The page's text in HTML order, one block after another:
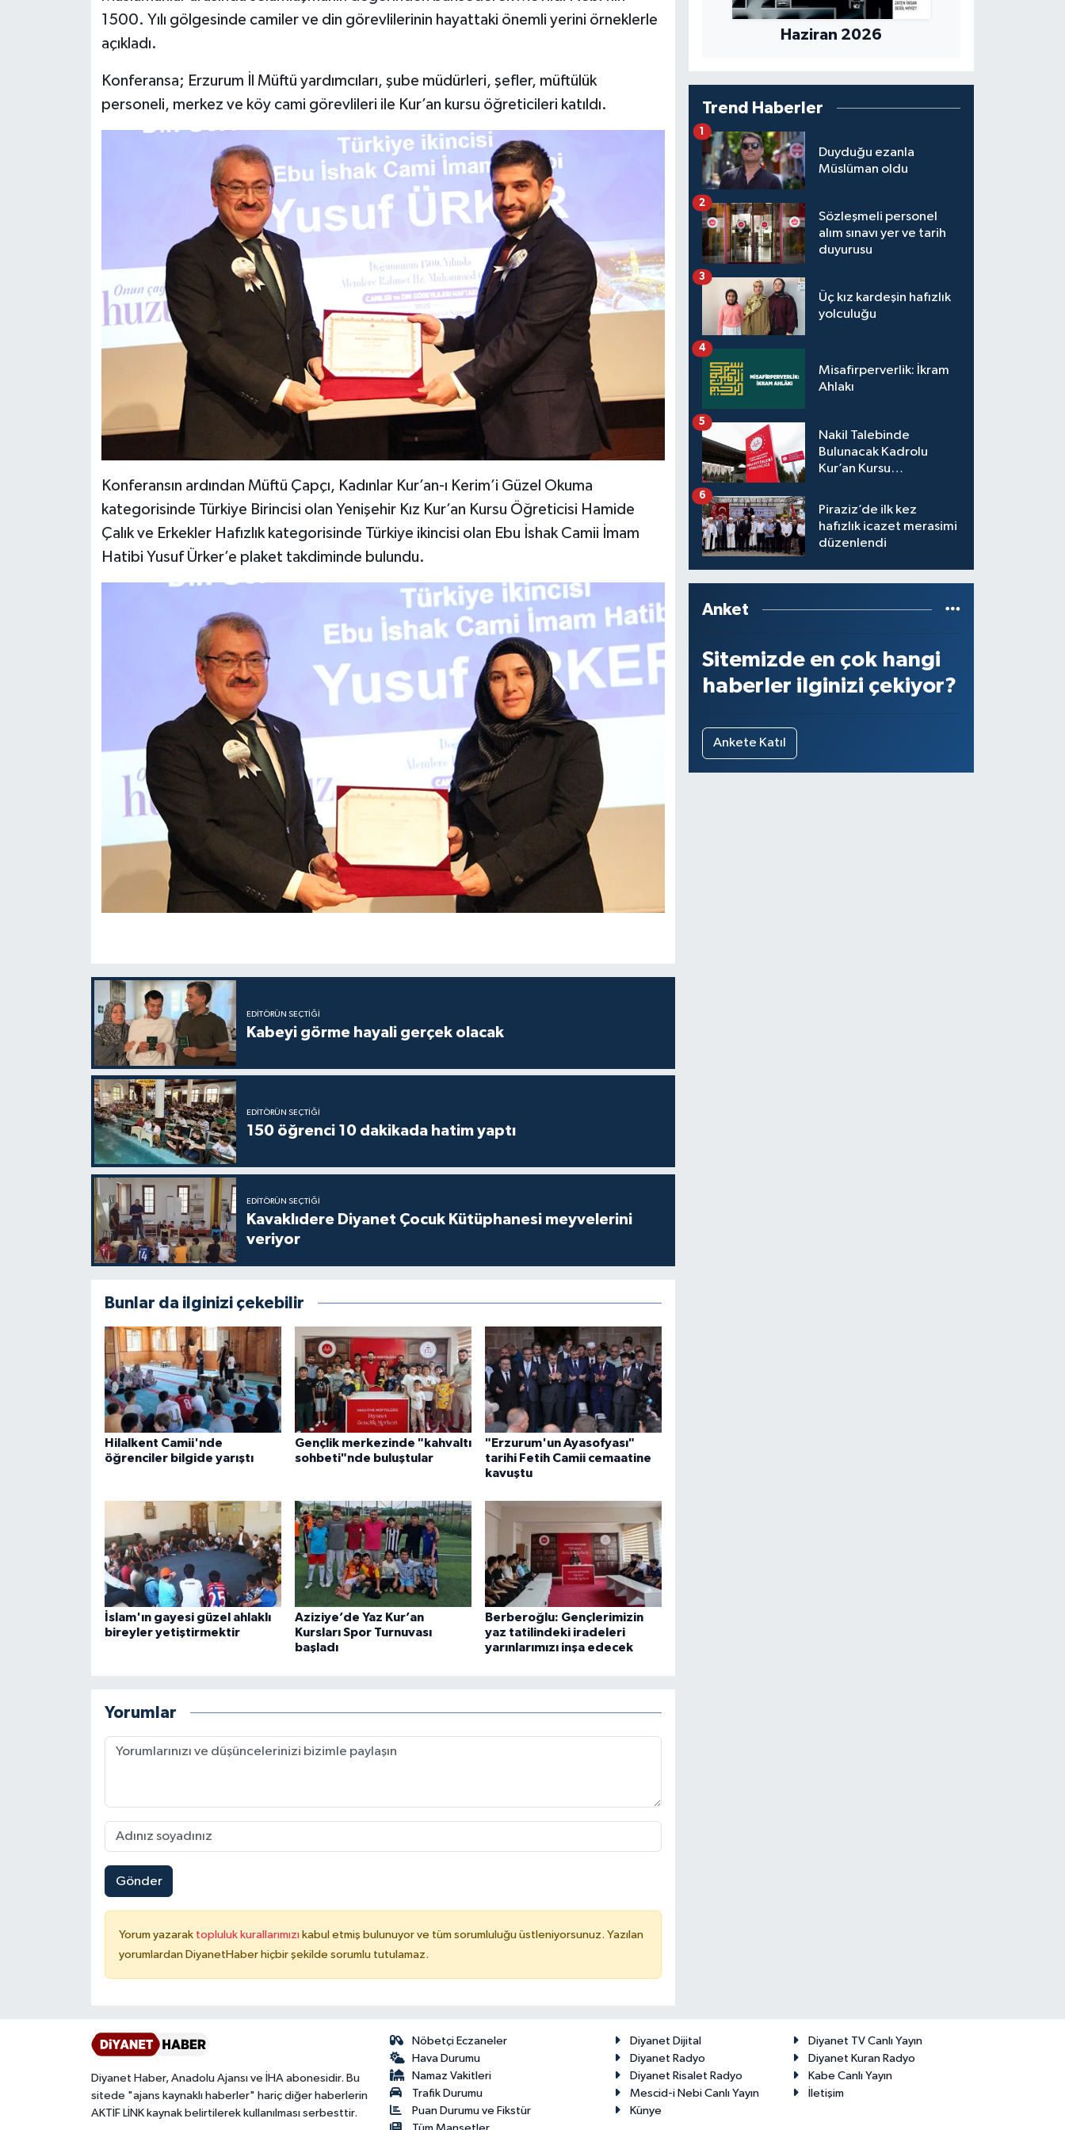
1500. Yılı gölgesinde camiler ve din görevlilerinin hayattaki önemli yerini örneklerle
açıkladı.
Konferansa; Erzurum İl Müftü yardımcıları, şube müdürleri, şefler, müftülük
personeli, merkez ve köy cami görevlileri ile Kur’an kursu öğreticileri katıldı.
Konferansın ardından Müftü Çapçı, Kadınlar Kur’an-ı Kerim’i Güzel Okuma
kategorisinde Türkiye Birincisi olan Yenişehir Kız Kur’an Kursu Öğreticisi Hamide
Çalık ve Erkekler Hafızlık kategorisinde Türkiye ikincisi olan Ebu İshak Camii İmam
Hatibi Yusuf Ürker’e plaket takdiminde bulundu.
EDITÖRÜN SEÇTIĞI
Kabeyi görme hayali gerçek olacak
EDITÖRÜN SEÇTIĞI
150 öğrenci 10 dakikada hatim yaptı
EDITÖRÜN SEÇTIĞI
Kavaklıdere Diyanet Çocuk Kütüphanesi meyvelerini
veriyor
Bunlar da ilginizi çekebilir
Hilalkent Camii'nde
öğrenciler bilgide yarıştı
Gençlik merkezinde "kahvaltı
sohbeti"nde buluştular
"Erzurum'un Ayasofyası"
tarihi Fetih Camii cemaatine
kavuştu
İslam'ın gayesi güzel ahlaklı
bireyler yetiştirmektir
Aziziye’de Yaz Kur’an
Kursları Spor Turnuvası
başladı
Berberoğlu: Gençlerimizin
yaz tatilindeki iradeleri
yarınlarımızı inşa edecek
Yorumlar
Gönder
Yorum yazarak topluluk kurallarımızı kabul etmiş bulunuyor ve tüm sorumluluğu üstleniyorsunuz. Yazılan
yorumlardan DiyanetHaber hiçbir şekilde sorumlu tutulamaz.
Haziran 2026
Trend Haberler
Duyduğu ezanla
Müslüman oldu
1
Sözleşmeli personel
alım sınavı yer ve tarih
duyurusu
2
Üç kız kardeşin hafızlık
yolculuğu
3
Misafirperverlik: İkram
Ahlakı
4
Nakil Talebinde
Bulunacak Kadrolu
Kur’an Kursu
Tercih ve Yerleştirme
İşlemleri duyurusu
5
Piraziz’de ilk kez
hafızlık icazet merasimi
düzenlendi
6
Anket
Sitemizde en çok hangi
haberler ilginizi çekiyor?
Ankete Katıl
Diyanet Haber, Anadolu Ajansı ve İHA abonesidir. Bu
sitede "ajans kaynaklı haberler" hariç diğer haberlerin
AKTİF LİNK kaynak belirtilerek kullanılması serbesttir.
Nöbetçi Eczaneler
Hava Durumu
Namaz Vakitleri
Trafik Durumu
Puan Durumu ve Fikstür
Diyanet Dijital
Diyanet TV Canlı Yayın
Diyanet Radyo
Diyanet Kuran Radyo
Diyanet Risalet Radyo
Kabe Canlı Yayın
Mescid-i Nebi Canlı Yayın
İletişim
Künye
Bitlis Müftülüğü
Bolu Müftülüğü
Denizli Müftülüğü
Elazığ Müftülüğü
Erzincan Müftülüğü
Erzurum Müftülüğü
Gümüşhane Müftülüğü
Hakkari Müftülüğü
Hatay Müftülüğü
Iğdır Müftülüğü
Kahramanmaraş Müftülüğü
Karabük Müftülüğü
Karaman Müftülüğü
Kars Müftülüğü
Kastamonu Müftülüğü
Kayseri Müftülüğü
Kilis Müftülüğü
Kırklareli Müftülüğü
Kırşehir Müftülüğü
Kocaeli Müftülüğü
Konya Müftülüğü
Malatya Müftülüğü
Manisa Müftülüğü
Mardin Müftülüğü
Muş Müftülüğü
Ordu Müftülüğü
Osmaniye Müftülüğü
Rize Müftülüğü
Sakarya Müftülüğü
Siirt Müftülüğü
Sinop Müftülüğü
Makaleler